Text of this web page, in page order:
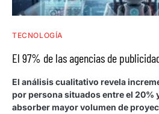
TECNOLOGÍA
El 97% de las agencias de
El análisis cualitativo revela
por persona situados entre el 20%
absorber mayor volumen de